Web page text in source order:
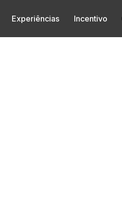
Experiências Incentivo